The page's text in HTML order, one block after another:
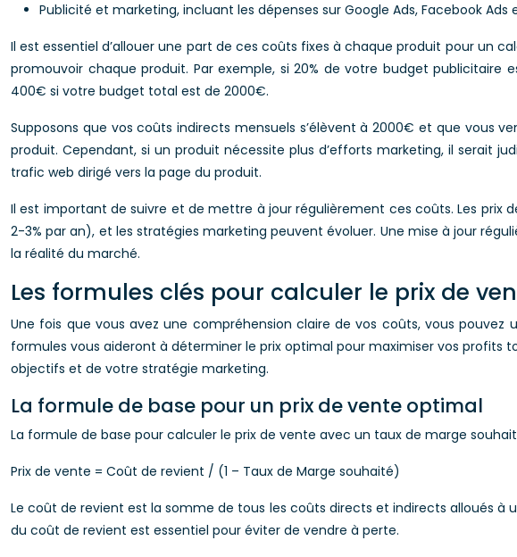
Publicité et marketing, incluant les dépenses sur Google Ads, Facebook
Il est essentiel d’allouer une part de ces coûts fixes à chaque produit pour un
promouvoir chaque produit. Par exemple, si 20% de votre budget
400€ si votre budget total est de 2000€.
Supposons que vos coûts indirects mensuels s’élèvent à 2000€ et que vous
produit. Cependant, si un produit nécessite plus d’efforts marketing, il serait
trafic web dirigé vers la page du produit.
Il est important de suivre et de mettre à jour régulièrement ces coûts. Les
2-3% par an), et les stratégies marketing peuvent évoluer. Une mise à jour
la réalité du marché.
Les formules clés pour calculer le prix de
Une fois que vous avez une compréhension claire de vos coûts, vous
formules vous aideront à déterminer le prix optimal pour maximiser vos
objectifs et de votre stratégie marketing.
La formule de base pour un prix de vente optimal
La formule de base pour calculer le prix de vente avec un taux de marge
Prix de vente = Coût de revient / (1 – Taux de Marge souhaité)
Le coût de revient est la somme de tous les coûts directs et indirects alloués
du coût de revient est essentiel pour éviter de vendre à perte.